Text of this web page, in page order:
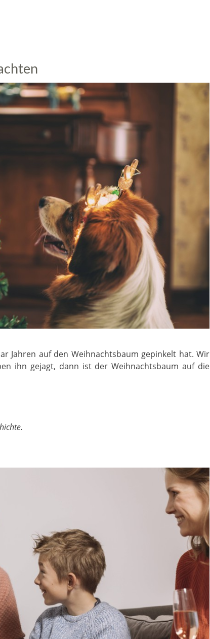
Jahren auf den Weihnachtsbaum gepinkelt hat. Wir
ihn gejagt, dann ist der Weihnachtsbaum auf die